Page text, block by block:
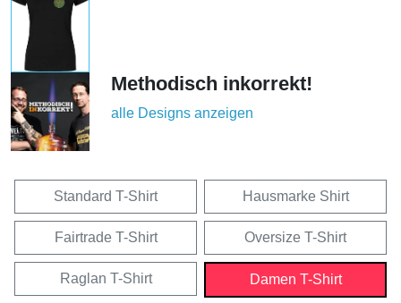
Methodisch inkorrekt!
alle Designs anzeigen
Standard T-Shirt Hausmarke Shirt
Fairtrade T-Shirt Oversize T-Shirt
Raglan T-Shirt Damen T-Shirt